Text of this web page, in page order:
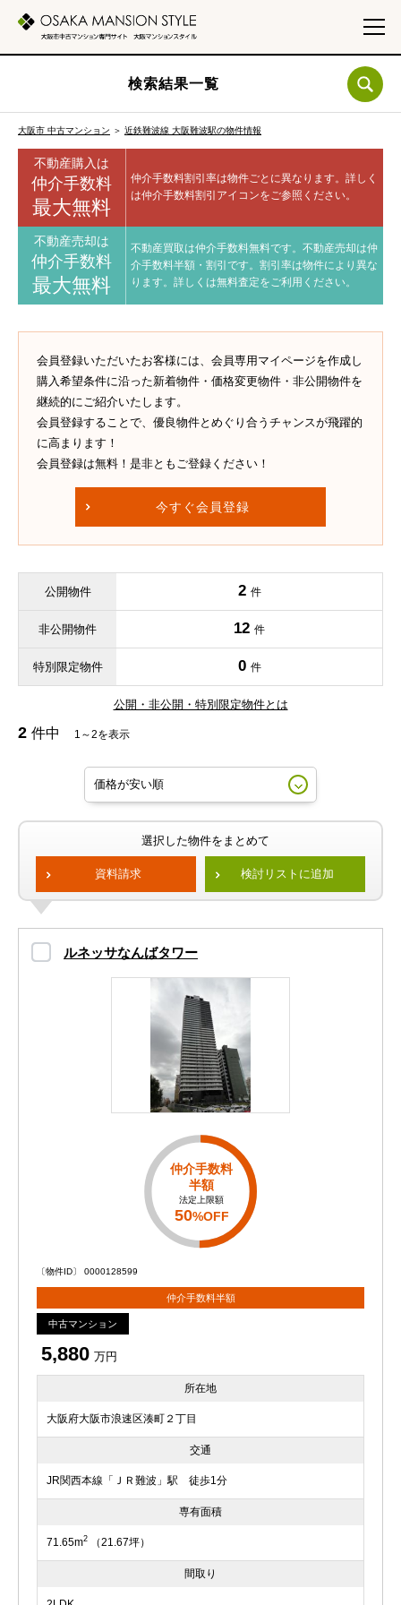
検索結果一覧
大阪市 中古マンション ＞ 近鉄難波線 大阪難波駅の物件情報
不動産購入は
仲介手数料
最大無料
仲介手数料割引率は物件ごとに異なります。 詳しく
は仲介手数料割引アイコンをご参照ください。
不動産売却は
仲介手数料
最大無料
不動産買取は仲介手数料無料です。 不動産売却は仲
介手数料半額・割引です。 割引率は物件により異な
ります。 詳しくは無料査定をご利用ください。
会員登録いただいたお客様には、会員専用マイページを作成し
購入希望条件に沿った新着物件・価格変更物件・非公開物件を
継続的にご紹介いたします。
会員登録することで、優良物件とめぐり合うチャンスが飛躍的
に高まります！
会員登録は無料！是非ともご登録ください！
今すぐ会員登録
公開物件 2 件
非公開物件 12 件
特別限定物件 0 件
公開・非公開・特別限定物件とは
2 件中 1～2を表示
選択した物件をまとめて
資料請求 検討リストに追加
ルネッサなんばタワー
仲介手数料
半額
法定上限額
50%OFF
〔物件ID〕 0000128599
仲介手数料半額
中古マンション
5,880 万円
所在地
大阪府大阪市浪速区湊町２丁目
交通
JR関西本線「ＪＲ難波」駅 徒歩1分
専有面積
71.65m2 （21.67坪）
間取り